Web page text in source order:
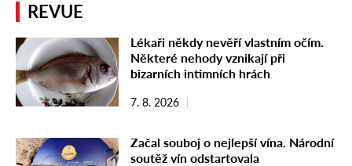
REVUE
Lékaři někdy nevěří vlastním očím.
Některé nehody vznikají při
bizarních intimních hrách
7. 8. 2026
Začal souboj o nejlepší vína. Národní
soutěž vín odstartovala